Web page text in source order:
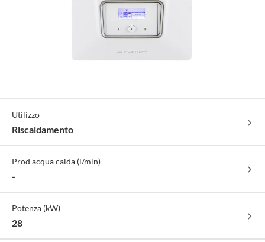
Specifiche
Tecniche
Utilizzo
Riscaldamento
Prod acqua calda (l/min)
-
Potenza (kW)
28